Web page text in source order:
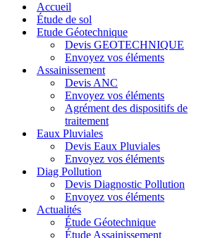
navigationAccueil
Étude de sol
Etude Géotechnique
Devis GEOTECHNIQUE
Envoyez vos éléments
Assainissement
Devis ANC
Envoyez vos éléments
Agrément des dispositifs de
traitement
Eaux Pluviales
Devis Eaux Pluviales
Envoyez vos éléments
Diag Pollution
Devis Diagnostic Pollution
Envoyez vos éléments
Actualités
Étude Géotechnique
Étude Assainissement